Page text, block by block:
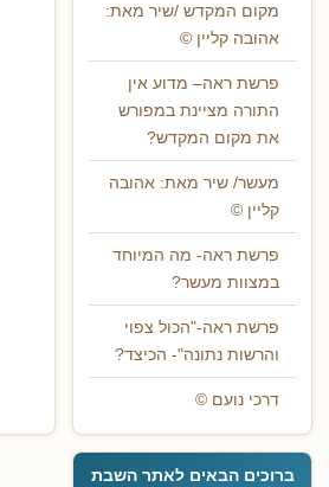
מקום המקדש /שיר מאת:
אהובה קליין ©
פרשת ראה– מדוע אין
התורה מציינת במפורש
את מקום המקדש?
מעשר/ שיר מאת: אהובה
קליין ©
פרשת ראה- מה המיוחד
במצוות מעשר?
פרשת ראה-"הכול צפוי
והרשות נתונה"- הכיצד?
דרכי נועם ©
ברוכים הבאים לאתר השבת